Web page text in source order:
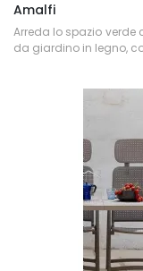
Amalfi
Arreda lo spazio verde
da giardino in legno,